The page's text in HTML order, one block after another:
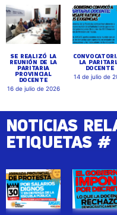
SE REALIZÓ LA
REUNIÓN DE LA
PARITARIA
PROVINCIAL
DOCENTE
16 de julio de 2026
LA
DOCENTE
14 de julio de
NOTICIAS
ETIQUETAS #